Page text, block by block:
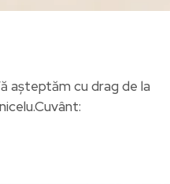
așteptăm cu drag de la